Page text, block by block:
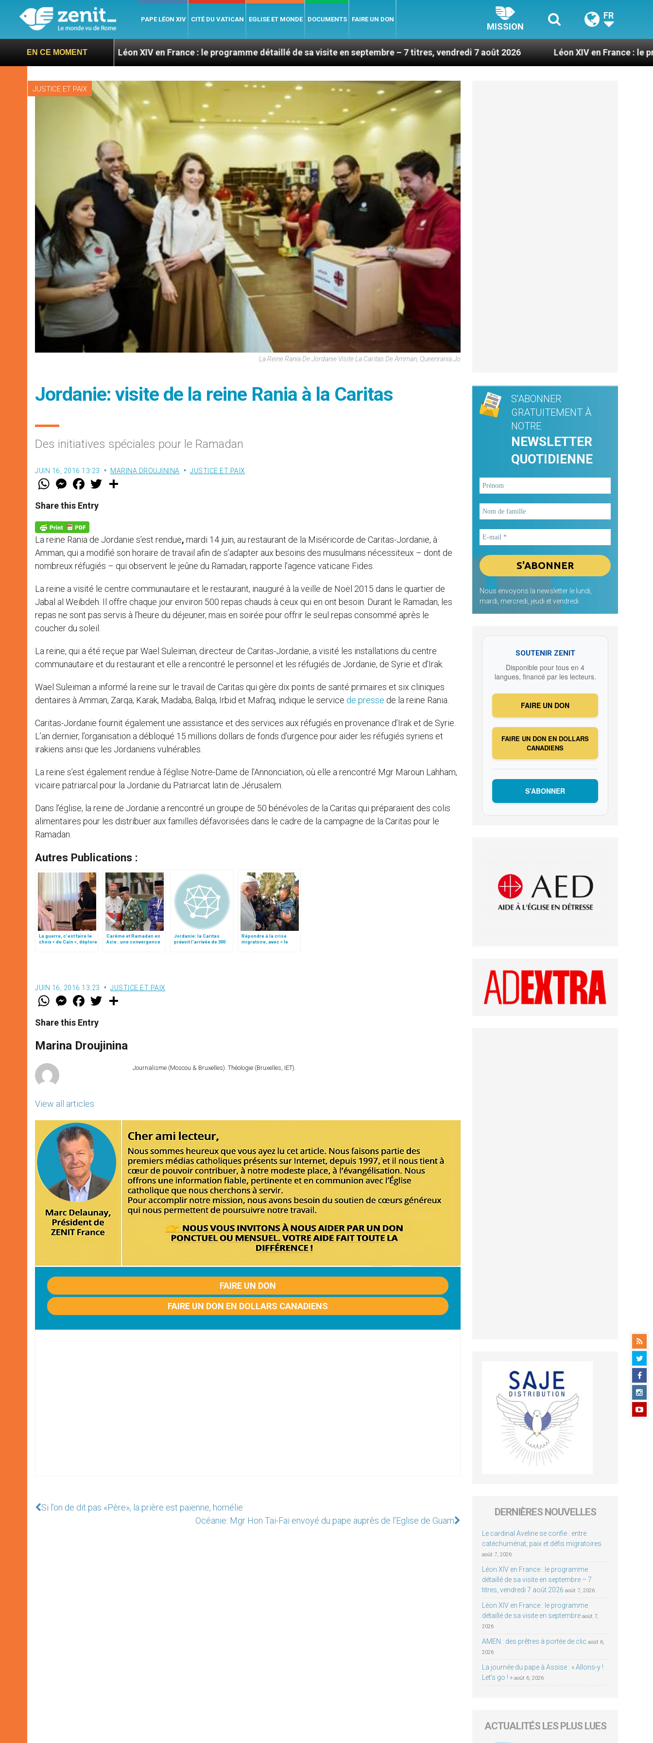
PAPE LÉON XIV CITÉ DU VATICAN EGLISE ET MONDE DOCUMENTS FAIRE UN DON
MISSION
FR
EN CE MOMENT
Léon XIV en France : le programme détaillé de sa visite en septembre – 7 titres, vendredi 7 août 2026 Léon XIV en France : le programme
JUSTICE ET PAIX
La Reine Rania De Jordanie Visite La Caritas De Amman, Queenrania.jo
Jordanie: visite de la reine Rania à la Caritas
Des initiatives spéciales pour le Ramadan
JUIN 16, 2016 13:23 MARINA DROUJININA JUSTICE ET PAIX
W
t
s
p
p
M
e
s
e
g
e
r
F
a
e
b
k
w
Share this Entry
La reine Rania de Jordanie s’est rendue, mardi 14 juin, au restaurant de la Miséricorde de Caritas-Jordanie, à
Amman, qui a modifié son horaire de travail afin de s’adapter aux besoins des musulmans nécessiteux – dont de
nombreux réfugiés – qui observent le jeûne du Ramadan, rapporte l’agence vaticane Fides.
La reine a visité le centre communautaire et le restaurant, inauguré à la veille de Noël 2015 dans le quartier de
Jabal al Weibdeh. Il offre chaque jour environ 500 repas chauds à ceux qui en ont besoin. Durant le Ramadan, les
repas ne sont pas servis à l’heure du déjeuner, mais en soirée pour offrir le seul repas consommé après le
coucher du soleil.
La reine, qui a été reçue par Wael Suleiman, directeur de Caritas-Jordanie, a visité les installations du centre
communautaire et du restaurant et elle a rencontré le personnel et les réfugiés de Jordanie, de Syrie et d’Irak.
Wael Suleiman a informé la reine sur le travail de Caritas qui gère dix points de santé primaires et six cliniques
dentaires à Amman, Zarqa, Karak, Madaba, Balqa, Irbid et Mafraq, indique le service de presse de la reine Rania.
Caritas-Jordanie fournit également une assistance et des services aux réfugiés en provenance d’Irak et de Syrie.
L’an dernier, l’organisation a débloqué 15 millions dollars de fonds d’urgence pour aider les réfugiés syriens et
irakiens ainsi que les Jordaniens vulnérables.
La reine s’est également rendue à l’église Notre-Dame de l’Annonciation, où elle a rencontré Mgr Maroun Lahham,
vicaire patriarcal pour la Jordanie du Patriarcat latin de Jérusalem.
Dans l’église, la reine de Jordanie a rencontré un groupe de 50 bénévoles de la Caritas qui préparaient des colis
alimentaires pour les distribuer aux familles défavorisées dans le cadre de la campagne de la Caritas pour le
Ramadan.
Autres Publications :
La guerre, c’est faire le
choix « de Caïn », déplore
Carême et Ramadan en
Asie : une convergence
Jordanie: la Caritas
prévoit l'arrivée de 300
Répondre à la crise
migratoire, avec « le
JUIN 16, 2016 13:23 JUSTICE ET PAIX
W
t
s
p
p
M
e
s
e
g
e
F
a
e
b
o
k
w
r
Share this Entry
Marina Droujinina
View all articles
Journalisme (Moscou & Bruxelles). Théologie (Bruxelles, IET).
FAIRE UN DON
FAIRE UN DON EN DOLLARS CANADIENS
Si l’on de dit pas «Père», la prière est païenne, homélie
Océanie: Mgr Hon Tai-Fai envoyé du pape auprès de l’Eglise de Guam
S'ABONNER
GRATUITEMENT À
NOTRE
NEWSLETTER
QUOTIDIENNE
Nous envoyons la newsletter le lundi,
mardi, mercredi, jeudi et vendredi
SOUTENIR ZENIT
Disponible pour tous en 4
langues, financé par les lecteurs.
FAIRE UN DON
FAIRE UN DON EN DOLLARS
CANADIENS
S’ABONNER
DERNIÈRES NOUVELLES
Le cardinal Aveline se confie : entre
catéchuménat, paix et défis migratoires
août 7, 2026
Léon XIV en France : le programme
détaillé de sa visite en septembre – 7
titres, vendredi 7 août 2026 août 7, 2026
Léon XIV en France : le programme
détaillé de sa visite en septembre août 7,
2026
AMEN : des prêtres à portée de clic août 6,
2026
La journée du pape à Assise : « Allons-y !
Let’s go ! » août 6, 2026
ACTUALITÉS LES PLUS LUES